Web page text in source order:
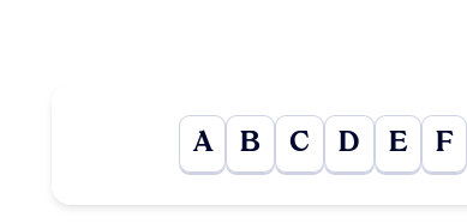
A B C D E F